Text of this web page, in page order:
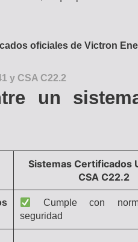
oficiales de Victron
y CSA C22.2
un
Sistemas Certificados
CSA C22.2
Cumple con
seguridad